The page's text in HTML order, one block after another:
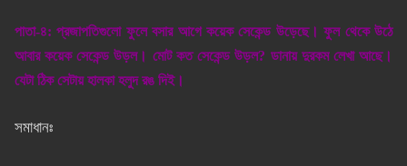
পাতা-৪: প্রজাপতিগুলো ফুলে বসার আগে কয়েক সেকেন্ড উড়েছে। ফুল থেকে উঠে
আবার কয়েক সেকেন্ড উড়ল। মোট কত সেকেন্ড উড়ল? ডানায় দুরকম লেখা আছে।
যেটা ঠিক সেটায় হালকা হলুদ রঙ দিই।
সমাধানঃ